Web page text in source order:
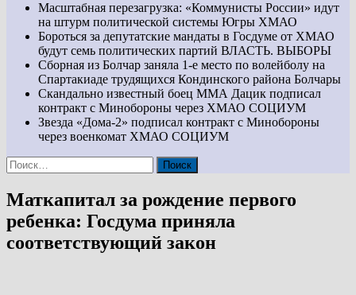
Масштабная перезагрузка: «Коммунисты России» идут
на штурм политической системы Югры ХМАО
Бороться за депутатские мандаты в Госдуме от ХМАО
будут семь политических партий ВЛАСТЬ. ВЫБОРЫ
Сборная из Болчар заняла 1-е место по волейболу на
Спартакиаде трудящихся Кондинского района Болчары
Скандально известный боец ММА Дацик подписал
контракт с Минобороны через ХМАО СОЦИУМ
Звезда «Дома-2» подписал контракт с Минобороны
через военкомат ХМАО СОЦИУМ
Найти:
Маткапитал за рождение первого
ребенка: Госдума приняла
соответствующий закон